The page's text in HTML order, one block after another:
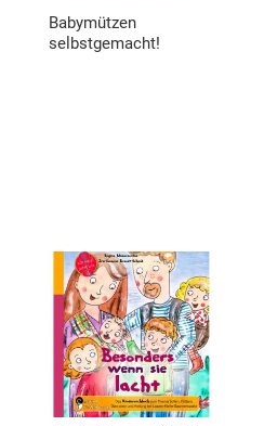
Babymützen
selbstgemacht!